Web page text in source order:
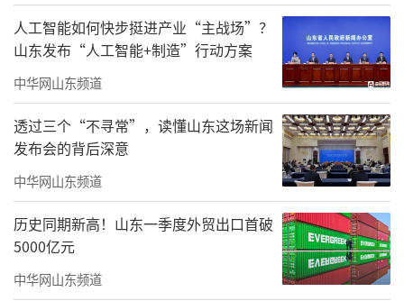
政府工作报告提出，适应人民群众高品质
居住需要，完善标准规范，推动建设安全、舒
适、绿色、智慧的“好房子”。
提高住宅层高，正是通过“立标准”推
进“好房子”建设的重要体现。随着《好房子
建设指南》的编制推进和《住宅项目规范》的
修订升级，我国住宅建设标准正经历重大变
革。其中，将住宅层高标准提升至不低于3米，
为提升住宅品质按下了“空间革命”的启动
键。
人工智能如何快步挺进产业“主战场”？
山东发布“人工智能+制造”行动方案
中华网山东频道
透过三个“不寻常”，读懂山东这场新闻
发布会的背后深意
中华网山东频道
历史同期新高！山东一季度外贸出口首破
5000亿元
中华网山东频道